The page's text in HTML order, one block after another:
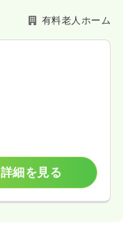
ス提供体制のもと、
支えることに情熱を
有料老人ホーム
詳細を見る